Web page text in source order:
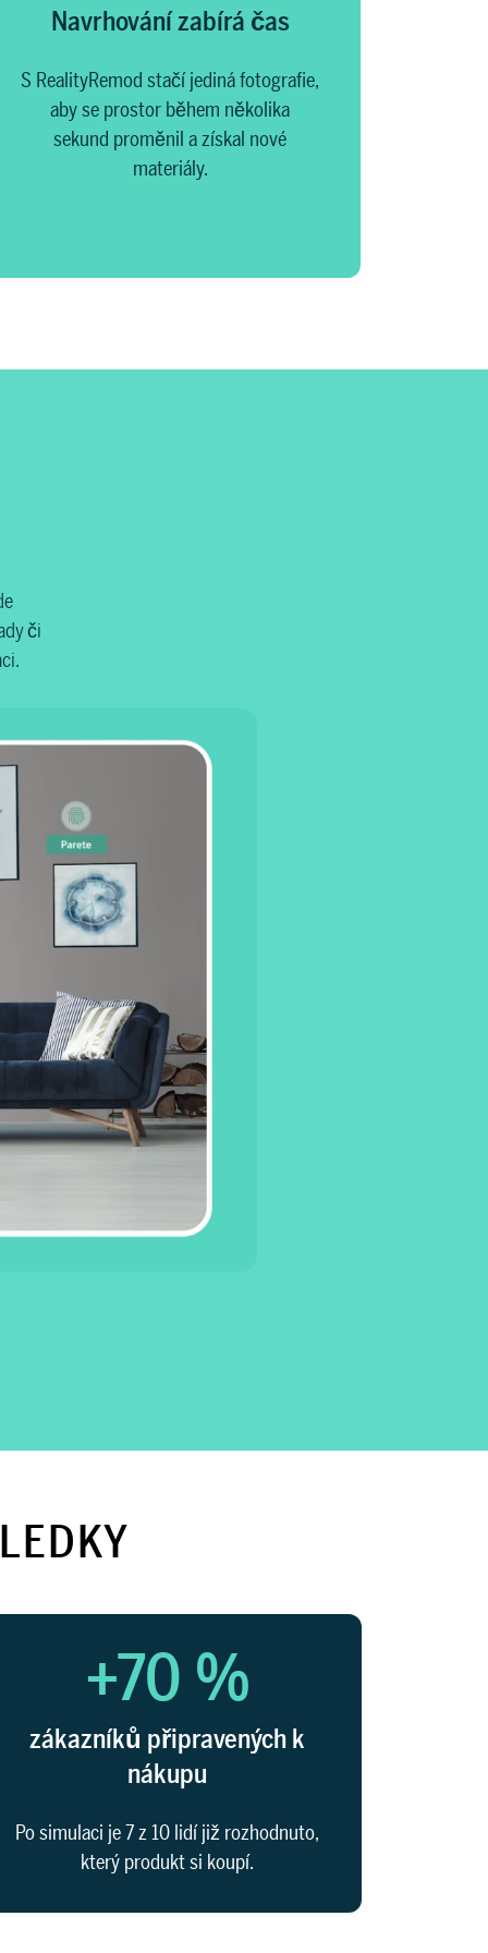
Navrhování zabírá čas
S RealityRemod stačí jediná fotografie,
aby se prostor během několika
sekund proměnil a získal nové
materiály.
či
+70 %
zákazníků připravených k
nákupu
Po simulaci je 7 z 10 lidí již rozhodnuto,
který produkt si koupí.